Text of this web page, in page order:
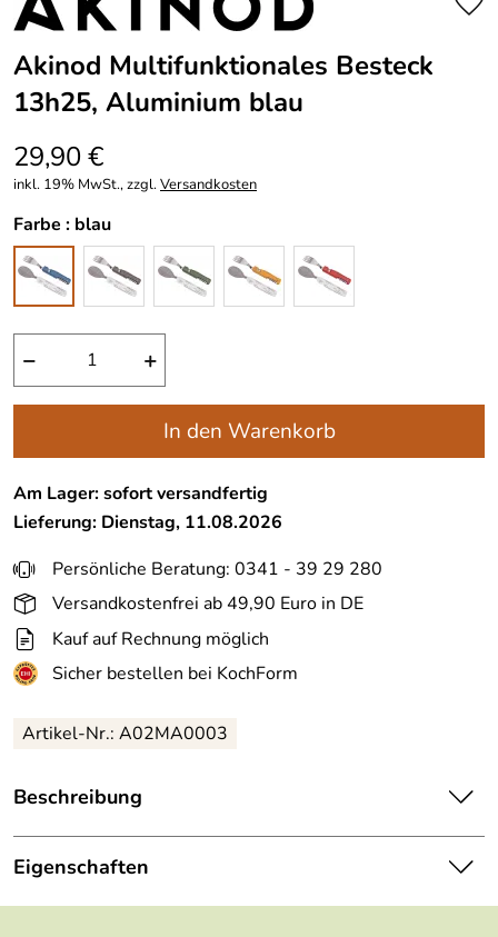
Akinod Multifunktionales Besteck
13h25, Aluminium blau
29,90 €
inkl. 19% MwSt., zzgl.Versandkosten
Farbe : blau
− +
In den Warenkorb
Am Lager: sofort versandfertig
Lieferung: Dienstag, 11.08.2026
Persönliche Beratung: 0341 - 39 29 280
Versandkostenfrei ab 49,90 Euro in DE
Kauf auf Rechnung möglich
Sicher bestellen bei KochForm
Artikel-Nr.: A02MA0003
Beschreibung
Akinod Multifunktionales Besteck 13h25, Aluminium blau.
Multifunktionales Besteck aus martensitischem Edelstahl
Löffel, einer 5-zahnigen Gabel, einem Messer mit einer
Eigenschaften